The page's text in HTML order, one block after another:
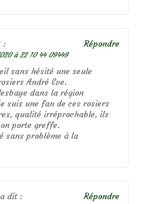
:
à 22 10 44 09449
sans hésité une seule
André Eve.
dans la région
suis une fan de ces rosiers
qualité irréprochable, ils
porte greffe.
sans problème à la
Répondre
a dit : Répondre